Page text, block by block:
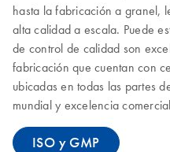
hasta la fabricación a granel,
alta calidad a escala. Puede
de control de calidad son
fabricación que cuentan con
ubicadas en todas las partes
mundial y excelencia
ISO y GMP